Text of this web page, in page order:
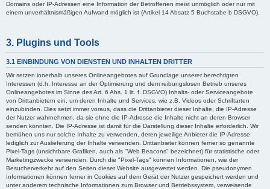
Domains oder IP-Adressen eine Information der Betroffenen meist unmöglich oder nur mit
einem unverhältnismäßigen Aufwand möglich ist (Artikel 14 Absatz 5 Buchstabe b DSGVO).
3. Plugins und Tools
3.1 EINBINDUNG VON DIENSTEN UND INHALTEN DRITTER
Wir setzen innerhalb unseres Onlineangebotes auf Grundlage unserer berechtigten
Interessen (d.h. Interesse an der Optimierung und dem reibungslosen Betrieb unseres
Onlineangebotes im Sinne des Art. 6 Abs. 1 lit. f. DSGVO) Inhalts- oder Serviceangebote
von Drittanbietern ein, um deren Inhalte und Services, wie z.B. Videos oder Schriftarten
einzubinden. Dies setzt immer voraus, dass die Drittanbieter dieser Inhalte, die IP-Adresse
der Nutzer wahrnehmen, da sie ohne die IP-Adresse die Inhalte nicht an deren Browser
senden könnten. Die IP-Adresse ist damit für die Darstellung dieser Inhalte erforderlich. Wir
bemühen uns nur solche Inhalte zu verwenden, deren jeweilige Anbieter die IP-Adresse
lediglich zur Auslieferung der Inhalte verwenden. Drittanbieter können ferner so genannte
Pixel-Tags (unsichtbare Grafiken, auch als "Web Beacons" bezeichnet) für statistische oder
Marketingzwecke verwenden. Durch die "Pixel-Tags" können Informationen, wie der
Besucherverkehr auf den Seiten dieser Website ausgewertet werden. Die pseudonymen
Informationen können ferner in Cookies auf dem Gerät der Nutzer gespeichert werden und
unter anderem technische Informationen zum Browser und Betriebssystem, verweisende